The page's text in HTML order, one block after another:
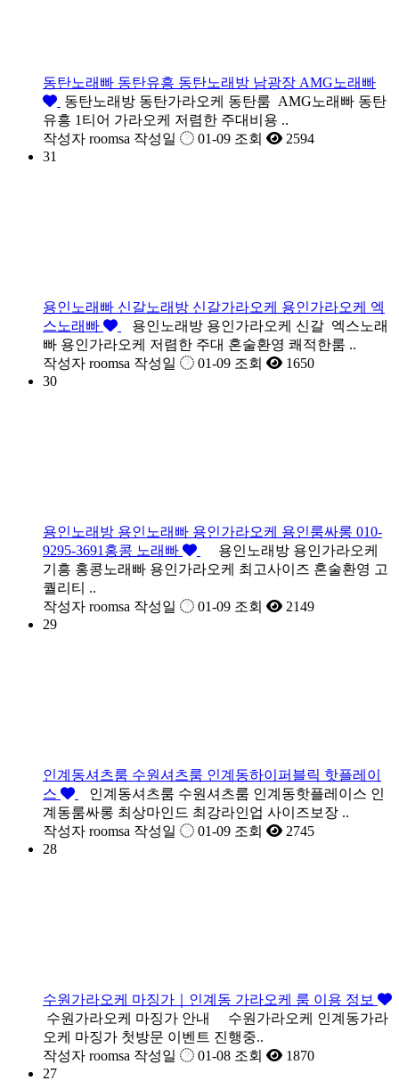
동탄노래빠 동탄유흥 동탄노래방 남광장 AMG노래빠
동탄노래방 동탄가라오케 동탄룸 AMG노래빠 동탄
유흥 1티어 가라오케 저렴한 주대비용 ..
작성자 roomsa 작성일 01-09 조회
2594
31
용인노래빠 신갈노래방 신갈가라오케 용인가라오케 엑
스노래빠
용인노래방 용인가라오케 신갈 엑스노래
빠 용인가라오케 저렴한 주대 혼술환영 쾌적한룸 ..
작성자 roomsa 작성일 01-09 조회
1650
30
용인노래방 용인노래빠 용인가라오케 용인룸싸롱 010-
9295-3691홍콩 노래빠
용인노래방 용인가라오케
기흥 홍콩노래빠 용인가라오케 최고사이즈 혼술환영 고
퀄리티 ..
작성자 roomsa 작성일 01-09 조회
2149
29
인계동셔츠룸 수원셔츠룸 인계동하이퍼블릭 핫플레이
스
인계동셔츠룸 수원셔츠룸 인계동핫플레이스 인
계동룸싸롱 최상마인드 최강라인업 사이즈보장 ..
작성자 roomsa 작성일 01-09 조회
2745
28
수원가라오케 마징가｜인계동 가라오케 룸 이용 정보
수원가라오케 마징가 안내 수원가라오케 인계동가라
오케 마징가 첫방문 이벤트 진행중..
작성자 roomsa 작성일 01-08 조회
1870
27